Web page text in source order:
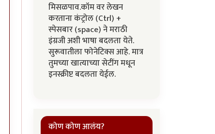
मिसळपाव.कॉम वर लेखन
करताना कंट्रोल (Ctrl) +
स्पेसबार (space) ने मराठी
इंग्रजी अशी भाषा बदलता येते.
सुरूवातीला फोनेटिक्स आहे. मात्र
तुमच्या खात्याच्या सेटींग मधून
इनस्क्रीप्ट बदलता येईल.
कोण कोण आलंय?